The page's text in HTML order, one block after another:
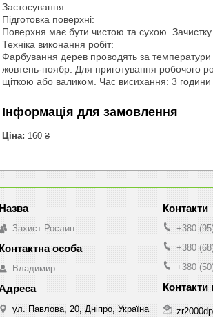
Застосування:
Підготовка поверхні:
Поверхня має бути чистою та сухою.
Техніка виконання робіт:
Фарбування дерев проводять за
жовтень-ноябр. Для приготування робочого
щіткою або валиком. Час висихання: 3
Інформація для замовлення
Ціна: 160 ₴
Захист Рослин
Владимир
ул. Павлова, 20, Дніпро, Україна
+380
+380
+380